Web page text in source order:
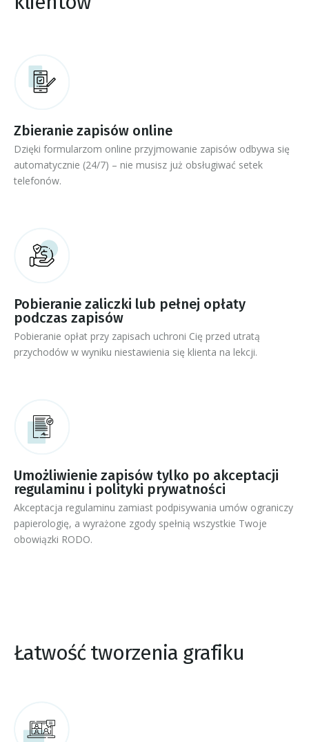
Zbieranie zapisów online
Dzięki formularzom online przyjmowanie zapisów odbywa się
automatycznie (24/7) – nie musisz już obsługiwać setek
telefonów.
Pobieranie zaliczki lub pełnej opłaty
podczas zapisów
Pobieranie opłat przy zapisach uchroni Cię przed utratą
przychodów w wyniku niestawienia się klienta na lekcji.
Umożliwienie zapisów tylko po akceptacji
regulaminu i polityki prywatności
Akceptacja regulaminu zamiast podpisywania umów ograniczy
papierologię, a wyrażone zgody spełnią wszystkie Twoje
obowiązki RODO.
Łatwość tworzenia grafiku